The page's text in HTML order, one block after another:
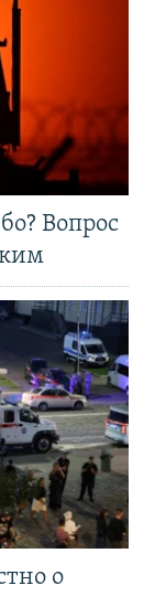
Вопрос
о